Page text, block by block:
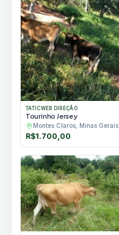
TATICWEB DIREÇÃO
Tourinho Jersey
Montes Claros, Minas Gerais
R$1.700,00